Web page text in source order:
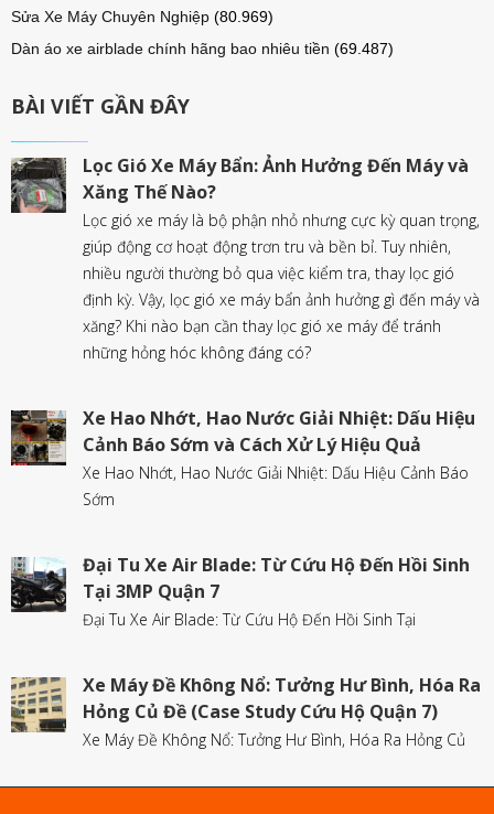
Sửa Xe Máy Chuyên Nghiệp (80.969)
Dàn áo xe airblade chính hãng bao nhiêu tiền (69.487)
BÀI VIẾT GẦN ĐÂY
Lọc Gió Xe Máy Bẩn: Ảnh Hưởng Đến Máy và
Xăng Thế Nào?
Lọc gió xe máy là bộ phận nhỏ nhưng cực kỳ quan trọng,
giúp động cơ hoạt động trơn tru và bền bỉ. Tuy nhiên,
nhiều người thường bỏ qua việc kiểm tra, thay lọc gió
định kỳ. Vậy, lọc gió xe máy bẩn ảnh hưởng gì đến máy và
xăng? Khi nào bạn cần thay lọc gió xe máy để tránh
những hỏng hóc không đáng có?
Xe Hao Nhớt, Hao Nước Giải Nhiệt: Dấu Hiệu
Cảnh Báo Sớm và Cách Xử Lý Hiệu Quả
Xe Hao Nhớt, Hao Nước Giải Nhiệt: Dấu Hiệu Cảnh Báo
Sớm
Đại Tu Xe Air Blade: Từ Cứu Hộ Đến Hồi Sinh
Tại 3MP Quận 7
Đại Tu Xe Air Blade: Từ Cứu Hộ Đến Hồi Sinh Tại
Xe Máy Đề Không Nổ: Tưởng Hư Bình, Hóa Ra
Hỏng Củ Đề (Case Study Cứu Hộ Quận 7)
Xe Máy Đề Không Nổ: Tưởng Hư Bình, Hóa Ra Hỏng Củ